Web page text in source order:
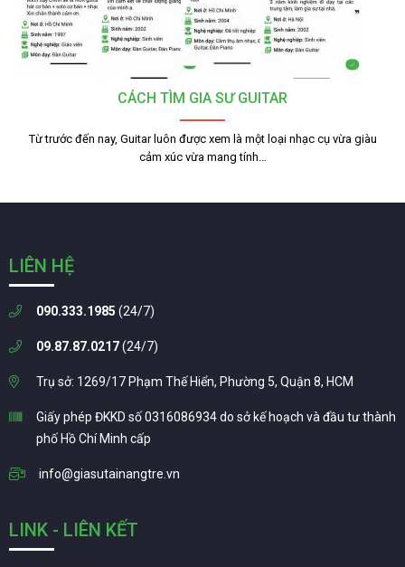
CÁCH TÌM GIA SƯ GUITAR
Từ trước đến nay, Guitar luôn được xem là một loại nhạc cụ vừa giàu
cảm xúc vừa mang tính…
LIÊN HỆ
090.333.1985 (24/7)
09.87.87.0217(24/7)
Trụ sở: 1269/17 Phạm Thế Hiển, Phường 5, Quận 8, HCM
Giấy phép ĐKKD số 0316086934 do sở kế hoạch và đầu tư thành
phố Hồ Chí Minh cấp
info@giasutainangtre.vn
LINK - LIÊN KẾT